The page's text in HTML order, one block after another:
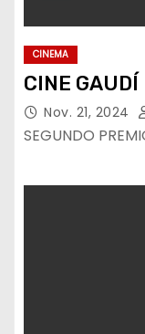
CINEMA
CINE GAUDÍ
Nov. 21, 2024
SEGUNDO